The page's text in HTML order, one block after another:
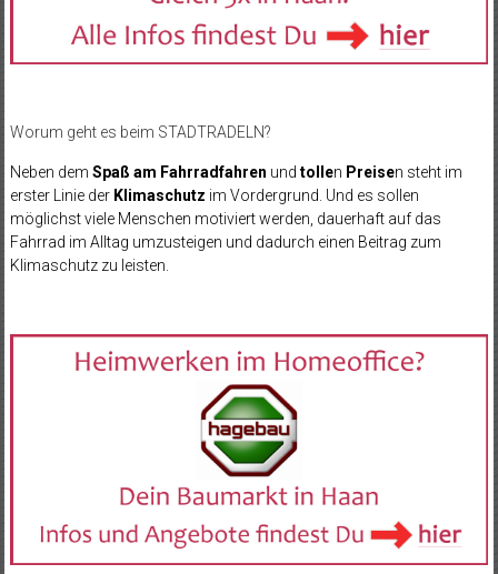
Worum geht es beim STADTRADELN?
Neben dem Spaß am Fahrradfahren und tollen Preisen steht im
erster Linie der Klimaschutz im Vordergrund. Und es sollen
möglichst viele Menschen motiviert werden, dauerhaft auf das
Fahrrad im Alltag umzusteigen und dadurch einen Beitrag zum
Klimaschutz zu leisten.